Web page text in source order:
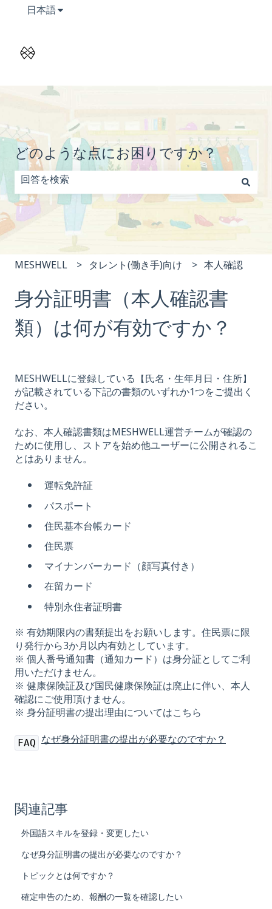
日本語翻訳のサブメニューを表示
どのような点にお困りですか？
検索フィールドが空なので、候補はありません。
MESHWELL タレント(働き手)向け 本人確認
身分証明書（本人確認書
類）は何が有効ですか？
MESHWELLに登録している【氏名・生年月日・住所】
が記載されている下記の書類のいずれか1つをご提出く
ださい。
なお、本人確認書類はMESHWELL運営チームが確認の
ために使用し、ストアを始め他ユーザーに公開されるこ
とはありません。
運転免許証
パスポート
住民基本台帳カード
住民票
マイナンバーカード（顔写真付き）
在留カード
特別永住者証明書
※ 有効期限内の書類提出をお願いします。住民票に限
り発行から3か月以内有効としています。
※ 個人番号通知書（通知カード）は身分証としてご利
用いただけません。
※ 健康保険証及び国民健康保険証は廃止に伴い、本人
確認にご使用頂けません。
※ 身分証明書の提出理由についてはこちら
FAQ なぜ身分証明書の提出が必要なのですか？
関連記事
外国語スキルを登録・変更したい
なぜ身分証明書の提出が必要なのですか？
トピックとは何ですか？
確定申告のため、報酬の一覧を確認したい